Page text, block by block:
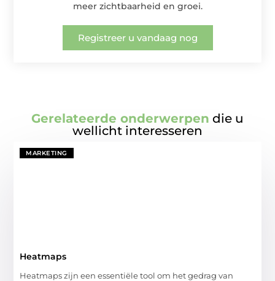
meer zichtbaarheid en groei.
Registreer u vandaag nog
Gerelateerde onderwerpen die u
wellicht interesseren
MARKETING
Heatmaps
Heatmaps zijn een essentiële tool om het gedrag van